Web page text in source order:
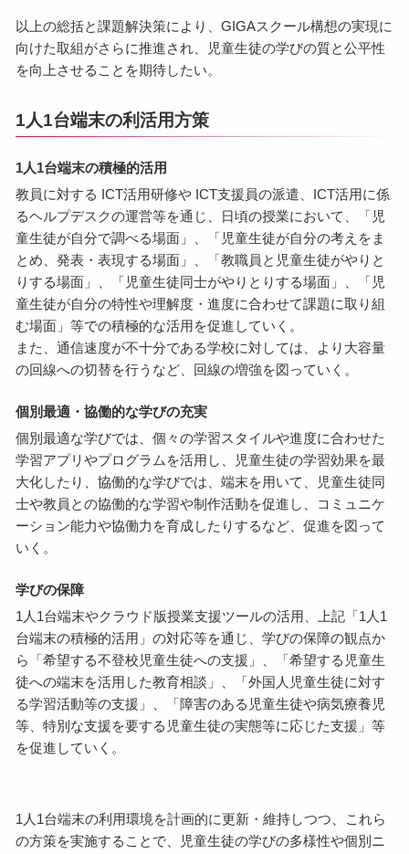
以上の総括と課題解決策により、GIGAスクール構想の実現に
向けた取組がさらに推進され、児童生徒の学びの質と公平性
を向上させることを期待したい。
1人1台端末の利活用方策
1人1台端末の積極的活用
教員に対する ICT活用研修や ICT支援員の派遣、ICT活用に係
るヘルプデスクの運営等を通じ、日頃の授業において、「児
童生徒が自分で調べる場面」、「児童生徒が自分の考えをま
とめ、発表・表現する場面」、「教職員と児童生徒がやりと
りする場面」、「児童生徒同士がやりとりする場面」、「児
童生徒が自分の特性や理解度・進度に合わせて課題に取り組
む場面」等での積極的な活用を促進していく。
また、通信速度が不十分である学校に対しては、より大容量
の回線への切替を行うなど、回線の増強を図っていく。
個別最適・協働的な学びの充実
個別最適な学びでは、個々の学習スタイルや進度に合わせた
学習アプリやプログラムを活用し、児童生徒の学習効果を最
大化したり、協働的な学びでは、端末を用いて、児童生徒同
士や教員との協働的な学習や制作活動を促進し、コミュニケ
ーション能力や協働力を育成したりするなど、促進を図って
いく。
学びの保障
1人1台端末やクラウド版授業支援ツールの活用、上記「1人1
台端末の積極的活用」の対応等を通じ、学びの保障の観点か
ら「希望する不登校児童生徒への支援」、「希望する児童生
徒への端末を活用した教育相談」、「外国人児童生徒に対す
る学習活動等の支援」、「障害のある児童生徒や病気療養児
等、特別な支援を要する児童生徒の実態等に応じた支援」等
を促進していく。
1人1台端末の利用環境を計画的に更新・維持しつつ、これら
の方策を実施することで、児童生徒の学びの多様性や個別ニ